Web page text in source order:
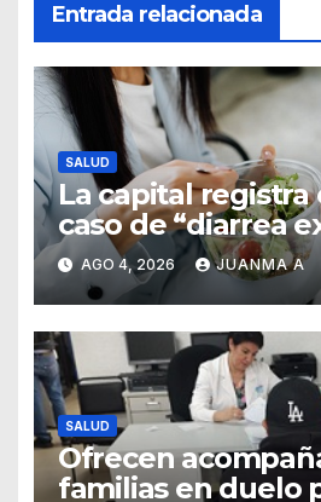
Entrada relacionada
SALUD
La capital registra
caso de “diarrea
AGO 4, 2026 JUANMA A
SALUD
Ofrecen
familias en duelo